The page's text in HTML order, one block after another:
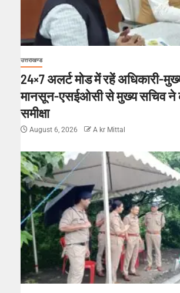
उत्तराखण्ड
24×7 अलर्ट मोड में रहें अधिकारी-
मानसून-एसईओसी से मुख्य सचिव ने
समीक्षा
August 6, 2026 A kr Mittal